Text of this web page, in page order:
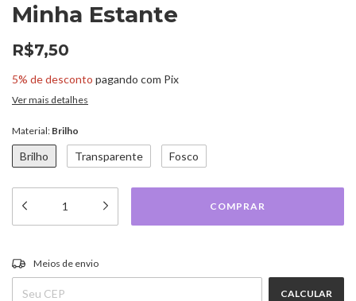
Minha Estante
R$7,50
5% de desconto pagando com Pix
Ver mais detalhes
Material: Brilho
Brilho Transparente Fosco
Entregas para o CEP:
Meios de envio
CALCULAR